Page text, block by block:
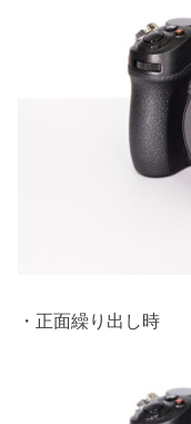
・正面繰り出し時